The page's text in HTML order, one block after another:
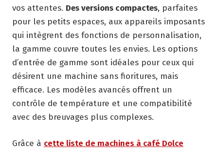
vos attentes. Des versions compactes, parfaites
pour les petits espaces, aux appareils imposants
qui intègrent des fonctions de personnalisation,
la gamme couvre toutes les envies. Les options
d’entrée de gamme sont idéales pour ceux qui
désirent une machine sans fioritures, mais
efficace. Les modèles avancés offrent un
contrôle de température et une compatibilité
avec des breuvages plus complexes.
Grâce à cette liste de machines à café Dolce